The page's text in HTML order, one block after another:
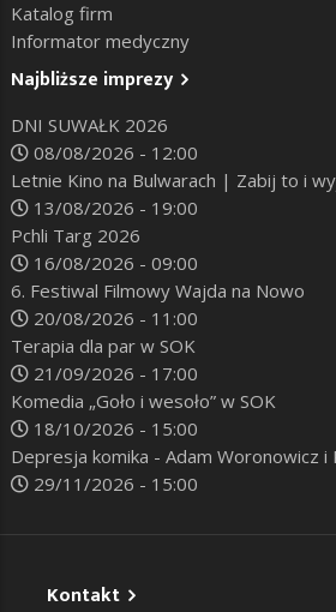
Katalog firm
Informator medyczny
Najbliższe imprezy
DNI SUWAŁK 2026
08/08/2026 - 12:00
Letnie Kino na Bulwarach | Zabij to i
13/08/2026 - 19:00
Pchli Targ 2026
16/08/2026 - 09:00
6. Festiwal Filmowy Wajda na Nowo
20/08/2026 - 11:00
Terapia dla par w SOK
21/09/2026 - 17:00
Komedia „Goło i wesoło” w SOK
18/10/2026 - 15:00
Depresja komika - Adam Woronowicz i
29/11/2026 - 15:00
Kontakt